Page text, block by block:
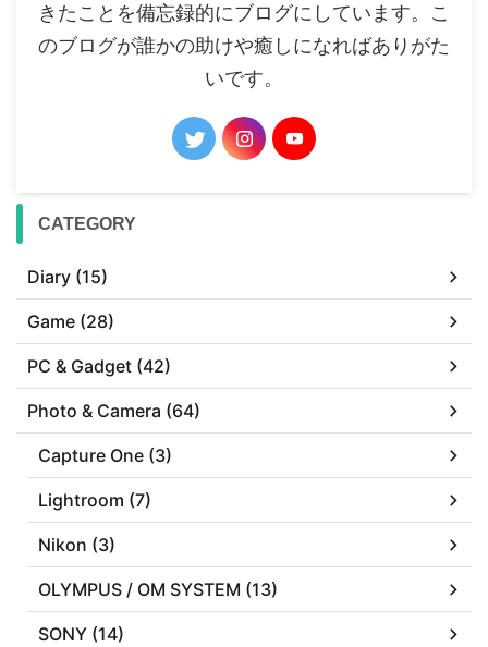
きたことを備忘録的にブログにしています。こ
のブログが誰かの助けや癒しになればありがた
いです。
CATEGORY
Diary (15)
Game (28)
PC & Gadget (42)
Photo & Camera (64)
Capture One (3)
Lightroom (7)
Nikon (3)
OLYMPUS / OM SYSTEM (13)
SONY (14)